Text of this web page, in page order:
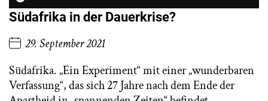
Südafrika in der Dauerkrise?
29. September 2021
Südafrika. „Ein Experiment“ mit einer „wunderbaren
Verfassung“, das sich 27 Jahre nach dem Ende der